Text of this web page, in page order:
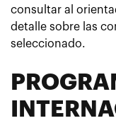
consultar al
detalle sobre las
seleccionado.